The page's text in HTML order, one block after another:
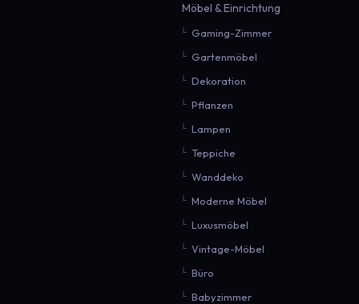
Möbel & Einrichtung
Gaming-Zimmer
Gartenmöbel
Dekoration
Pflanzen
Lampen
Teppiche
Wanddeko
Moderne Möbel
Luxusmöbel
Vintage-Möbel
Büro
Babyzimmer